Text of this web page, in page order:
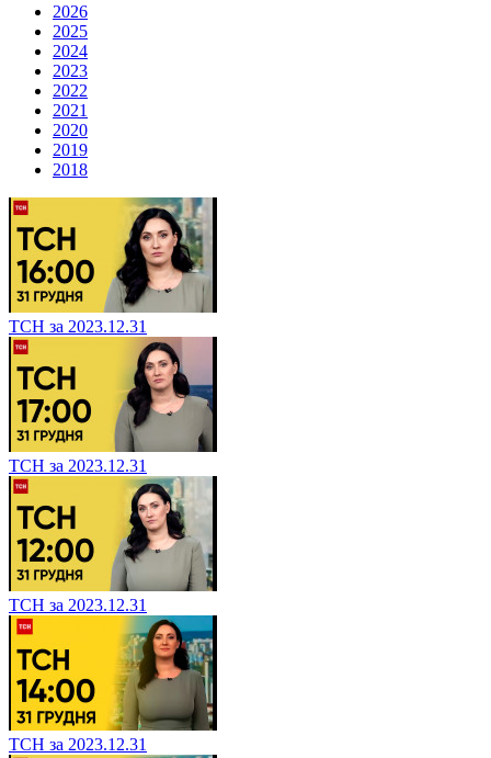
2026
2025
2024
2023
2022
2021
2020
2019
2018
ТСН за 2023.12.31
ТСН за 2023.12.31
ТСН за 2023.12.31
ТСН за 2023.12.31